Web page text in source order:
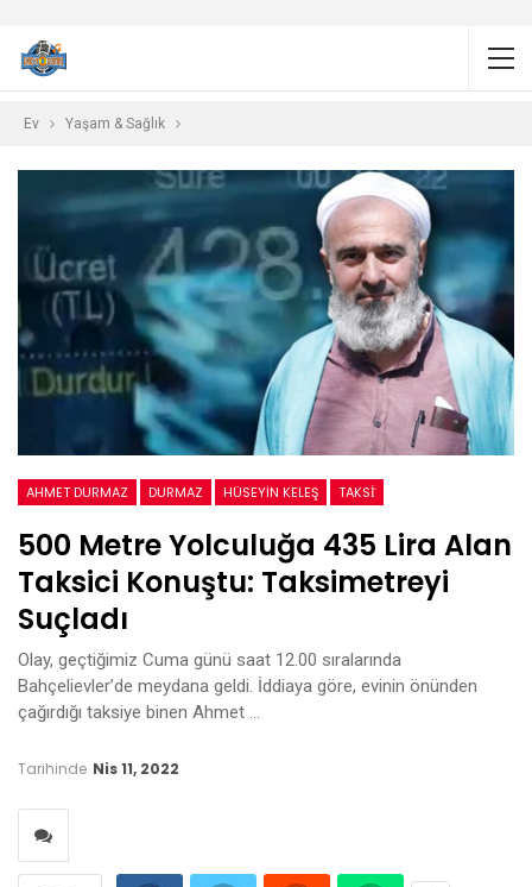
Ev Yaşam & Sağlık
AHMET DURMAZ DURMAZ HÜSEYIN KELEŞ TAKSİ
500 Metre Yolculuğa 435 Lira Alan
Taksici Konuştu: Taksimetreyi
Suçladı
Olay, geçtiğimiz Cuma günü saat 12.00 sıralarında
Bahçelievler’de meydana geldi. İddiaya göre, evinin önünden
çağırdığı taksiye binen Ahmet …
Tarihinde Nis 11, 2022